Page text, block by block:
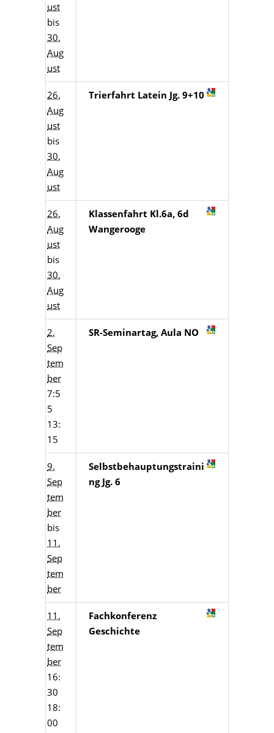
ust
bis
30.
Aug
ust
26.
Aug
ust
bis
30.
Aug
ust
Trierfahrt Latein Jg. 9+10
26.
Aug
ust
bis
30.
Aug
ust
Klassenfahrt Kl.6a, 6d
Wangerooge
2.
Sep
tem
ber
7:5
5
13:
15
SR-Seminartag, Aula NO
9.
Sep
tem
ber
bis
11.
Sep
tem
ber
Selbstbehauptungstraini
ng Jg. 6
11.
Sep
tem
ber
16:
30
18:
00
Fachkonferenz
Geschichte